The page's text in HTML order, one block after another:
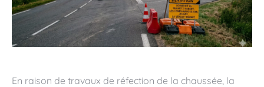
En raison de travaux de réfection de la chaussée, la